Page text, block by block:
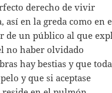
derecho de vivir
así en la greda como en
de un público al que
no haber olvidado
hay bestias y que
y que si aceptase